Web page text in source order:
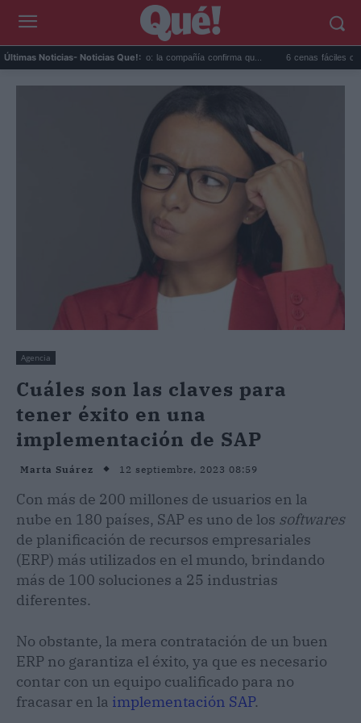
Últimas Noticias- Noticias Que!:
Disney+ con plan gratuito: la compañía confirma qu... 6 cenas fáciles con
Agencia
Cuáles son las claves para
tener éxito en una
implementación de SAP
Marta Suárez 12 septiembre, 2023 08:59
Con más de 200 millones de usuarios en la
nube en 180 países, SAP es uno de los softwares
de planificación de recursos empresariales
(ERP) más utilizados en el mundo, brindando
más de 100 soluciones a 25 industrias
diferentes.
No obstante, la mera contratación de un buen
ERP no garantiza el éxito, ya que es necesario
contar con un equipo cualificado para no
fracasar en la implementación SAP.